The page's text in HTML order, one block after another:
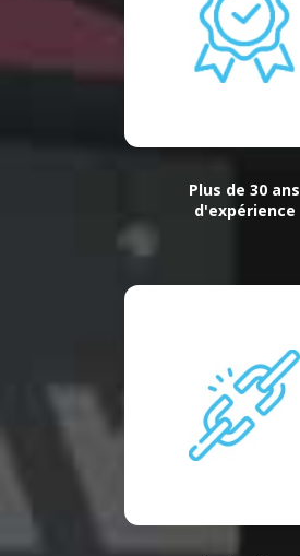
Plus de 30 ans
d'expérience